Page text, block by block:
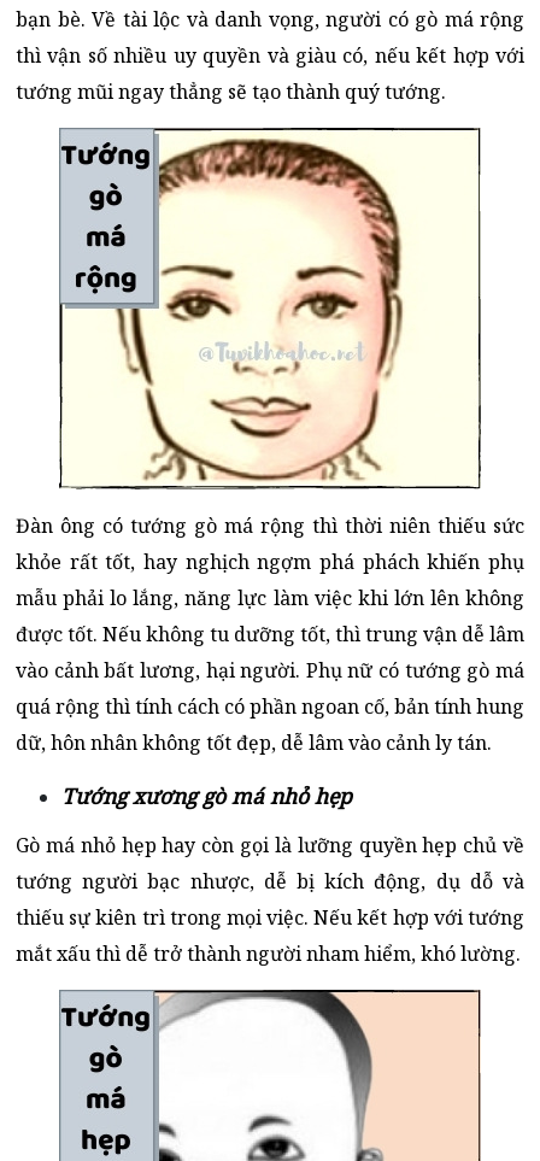
bạn bè. Về tài lộc và danh vọng, người có gò má rộng
thì vận số nhiều uy quyền và giàu có, nếu kết hợp với
tướng mũi ngay thẳng sẽ tạo thành quý tướng.
Đàn ông có tướng gò má rộng thì thời niên thiếu sức
khỏe rất tốt, hay nghịch ngợm phá phách khiến phụ
mẫu phải lo lắng, năng lực làm việc khi lớn lên không
được tốt. Nếu không tu dưỡng tốt, thì trung vận dễ lâm
vào cảnh bất lương, hại người. Phụ nữ có tướng gò má
quá rộng thì tính cách có phần ngoan cố, bản tính hung
dữ, hôn nhân không tốt đẹp, dễ lâm vào cảnh ly tán.
Tướng xương gò má nhỏ hẹp
Gò má nhỏ hẹp hay còn gọi là lưỡng quyền hẹp chủ về
tướng người bạc nhược, dễ bị kích động, dụ dỗ và
thiếu sự kiên trì trong mọi việc. Nếu kết hợp với tướng
mắt xấu thì dễ trở thành người nham hiểm, khó lường.